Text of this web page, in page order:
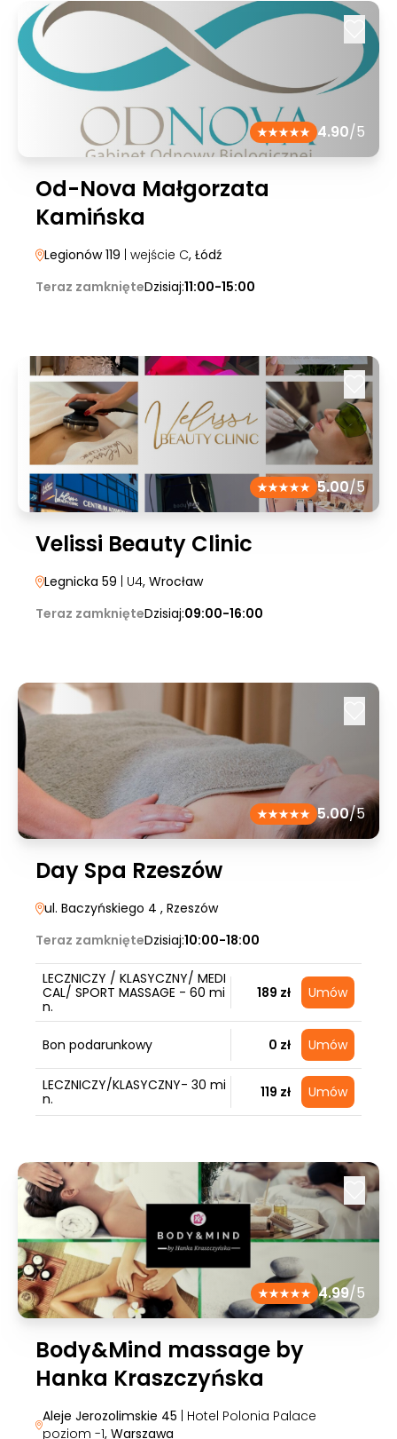
4.90/5
Od-Nova Małgorzata
Kamińska
Legionów 119 | wejście C, Łódź
Teraz zamknięteDzisiaj:11:00-15:00
5.00/5
Velissi Beauty Clinic
Legnicka 59 | U4, Wrocław
Teraz zamknięteDzisiaj:09:00-16:00
5.00/5
Day Spa Rzeszów
ul. Baczyńskiego 4 , Rzeszów
Teraz zamknięteDzisiaj:10:00-18:00
LECZNICZY / KLASYCZNY/ MEDI
CAL/ SPORT MASSAGE - 60 mi
n.
189 zł Umów
Bon podarunkowy 0 zł Umów
LECZNICZY/KLASYCZNY- 30 mi
n.
119 zł Umów
4.99/5
Body&Mind massage by
Hanka Kraszczyńska
Aleje Jerozolimskie 45 | Hotel Polonia Palace
poziom -1, Warszawa